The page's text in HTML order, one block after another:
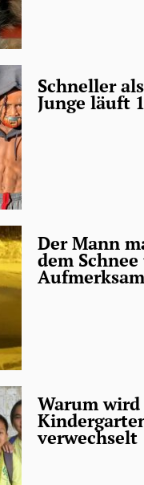
Schneller
Junge läuft
Der Mann
dem
Warum
verwechselt